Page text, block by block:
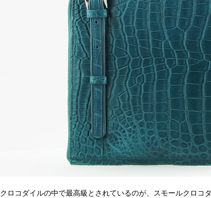
クロコダイルの中で最高級とされているのが、スモールクロコ